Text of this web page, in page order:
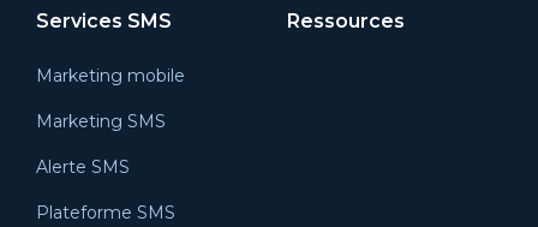
Services SMS
Marketing mobile
Marketing SMS
Alerte SMS
Plateforme SMS
Ressources